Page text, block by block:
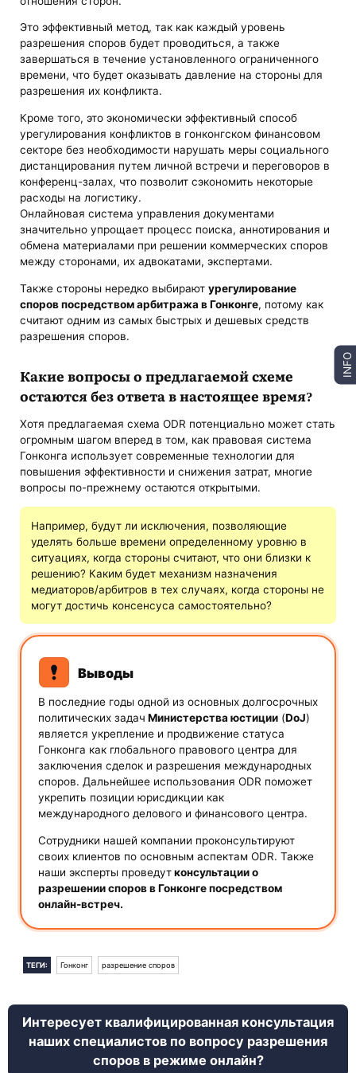
Это эффективный метод, так как каждый уровень
разрешения споров будет проводиться, а также
завершаться в течение установленного ограниченного
времени, что будет оказывать давление на стороны для
разрешения их конфликта.
Кроме того, это экономически эффективный способ
урегулирования конфликтов в гонконгском финансовом
секторе без необходимости нарушать меры социального
дистанцирования путем личной встречи и переговоров в
конференц-залах, что позволит сэкономить некоторые
расходы на логистику.
Онлайновая система управления документами
значительно упрощает процесс поиска, аннотирования и
обмена материалами при решении коммерческих споров
между сторонами, их адвокатами, экспертами.
Также стороны нередко выбираютурегулирование
споров посредством арбитража в Гонконге, потому как
считают одним из самых быстрых и дешевых средств
разрешения споров.
Какие вопросы о предлагаемой схеме
остаются без ответа в настоящее время?
Хотя предлагаемая схема ODR потенциально может стать
огромным шагом вперед в том, как правовая система
Гонконга использует современные технологии для
повышения эффективности и снижения затрат, многие
вопросы по-прежнему остаются открытыми.
Например, будут ли исключения, позволяющие
уделять больше времени определенному уровню в
ситуациях, когда стороны считают, что они близки к
решению? Каким будет механизм назначения
медиаторов/арбитров в тех случаях, когда стороны не
могут достичь консенсуса самостоятельно?
Выводы
В последние годы одной из основных долгосрочных
политических задач Министерства юстиции(DoJ)
является укрепление и продвижение статуса
Гонконга как глобального правового центра для
заключения сделок и разрешения международных
споров. Дальнейшее использования ODR поможет
укрепить позиции юрисдикции как
международного делового и финансового центра.
Сотрудники нашей компании проконсультируют
своих клиентов по основным аспектам ODR. Также
наши эксперты проведутконсультации о
разрешении споров в Гонконге посредством
онлайн-встреч.
ТЕГИ: Гонконг разрешение споров
Интересует квалифицированная консультация
наших специалистов по вопросу разрешения
споров в режиме онлайн?
INFO